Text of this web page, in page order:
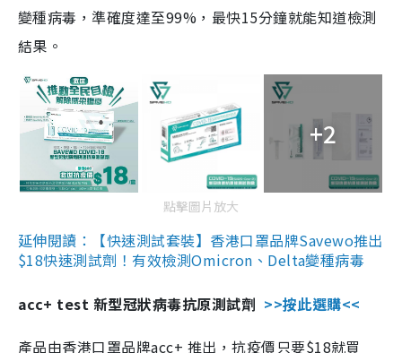
變種病毒，準確度達至99%，最快15分鐘就能知道檢測
結果。
+2
點擊圖片放大
延伸閱讀：【快速測試套裝】香港口罩品牌Savewo推出
$18快速測試劑！有效檢測Omicron、Delta變種病毒
acc+ test 新型冠狀病毒抗原測試劑 >>按此選購<<
產品由香港口罩品牌acc+ 推出，抗疫價只要$18就買